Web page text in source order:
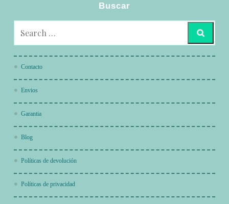
Buscar
Contacto
Envios
Garantia
Blog
Políticas de devolución
Políticas de privacidad